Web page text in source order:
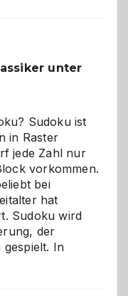
unter
Sudoku ist
in Raster
jede Zahl nur
vorkommen.
bei
hat
Sudoku wird
der
gespielt. In